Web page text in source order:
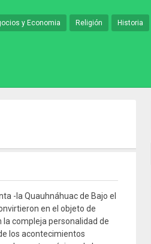
y Economia Religión Historia
-la Quauhnáhuac de Bajo el
en el objeto de
compleja personalidad de
los acontecimientos